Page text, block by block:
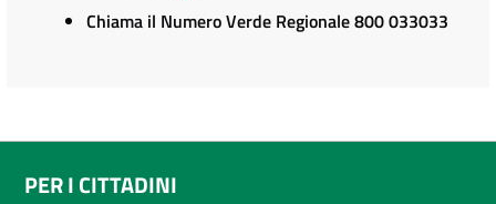
Chiama il Numero Verde Regionale 800 033033
PER I CITTADINI